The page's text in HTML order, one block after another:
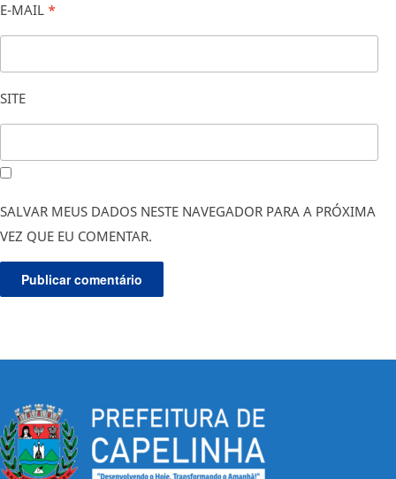
E-MAIL *
SITE
SALVAR MEUS DADOS NESTE NAVEGADOR PARA A PRÓXIMA
VEZ QUE EU COMENTAR.